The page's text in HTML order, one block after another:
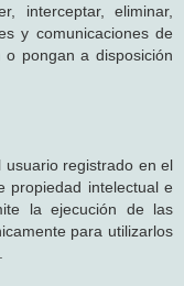
interceptar, eliminar,
y comunicaciones de
pongan a disposición
usuario registrado en el
propiedad intelectual e
la ejecución de las
para utilizarlos